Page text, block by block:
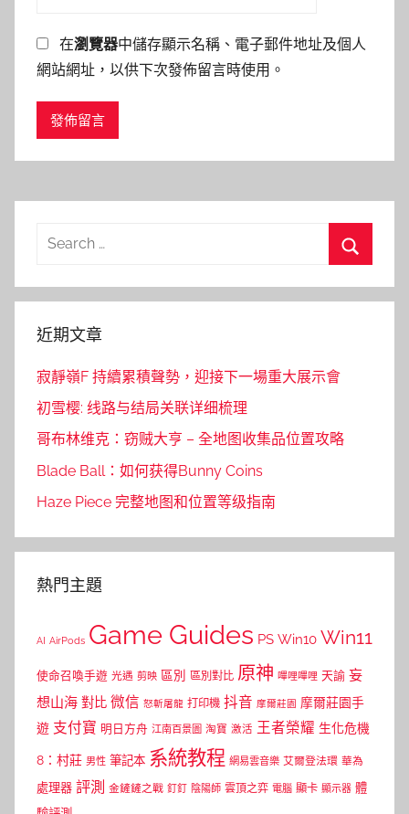
在瀏覽器中儲存顯示名稱、電子郵件地址及個人
網站網址，以供下次發佈留言時使用。
Search
近期文章
寂靜嶺F 持續累積聲勢，迎接下一場重大展示會
初雪樱: 线路与结局关联详细梳理
哥布林维克：窃贼大亨 – 全地图收集品位置攻略
Blade Ball：如何获得Bunny Coins
Haze Piece 完整地图和位置等级指南
熱門主題
AI AirPods Game Guides PS Win10 Win11
使命召喚手遊 光遇 剪映 區別 區別對比 原神 嗶哩嗶哩 天諭 妄
想山海 對比 微信 怒斬屠龍 打印機 抖音 摩爾莊園 摩爾莊園手
遊 支付寶 明日方舟 江南百景圖 淘寶 激活 王者榮耀 生化危機
8：村莊 男性 筆記本 系統教程 網易雲音樂 艾爾登法環 華為
處理器 評測 金鏟鏟之戰 釘釘 陰陽師 雲頂之弈 電腦 顯卡 顯示器 體